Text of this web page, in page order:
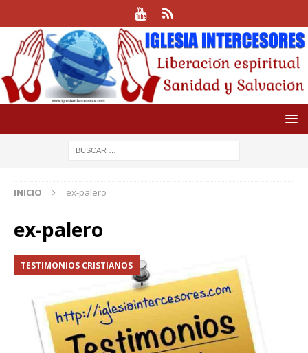
INICIO ex-palero
ex-palero
TESTIMONIOS CRISTIANOS